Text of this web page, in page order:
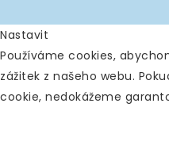
Nastavit
Používáme cookies,
zážitek z našeho webu.
cookie, nedokážeme